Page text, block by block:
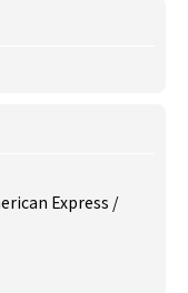
Express /